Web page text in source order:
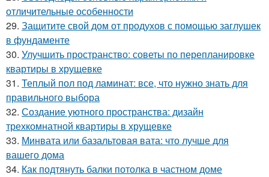
отличительные особенности
29. Защитите свой дом от продухов с помощью заглушек
в фундаменте
30. Улучшить пространство: советы по перепланировке
квартиры в хрущевке
31. Теплый пол под ламинат: все, что нужно знать для
правильного выбора
32. Создание уютного пространства: дизайн
трехкомнатной квартиры в хрущевке
33. Минвата или базальтовая вата: что лучше для
вашего дома
34. Как подтянуть балки потолка в частном доме